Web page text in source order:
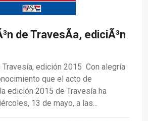
de TravesÃ­a, ediciÃ³n
edición 2015 Con alegría
que el acto de
edición 2015 de Travesía ha
13 de mayo, a las...